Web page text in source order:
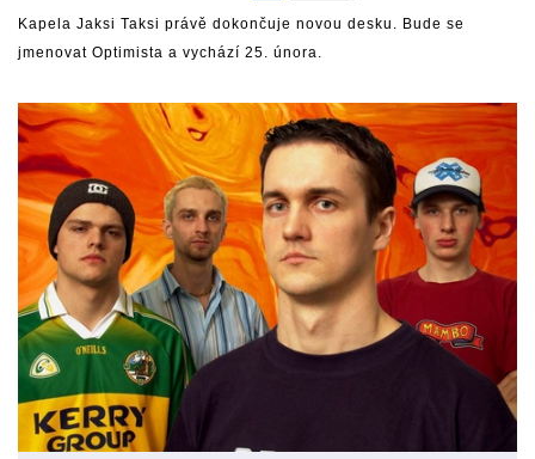
Kapela Jaksi Taksi právě dokončuje novou desku. Bude se
jmenovat Optimista a vychází 25. února.